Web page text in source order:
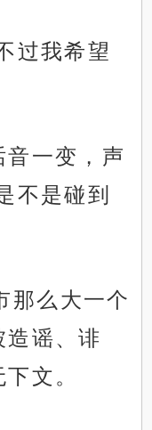
过我希望
一变，声
不是碰到
那么大一个
谣、诽
文。